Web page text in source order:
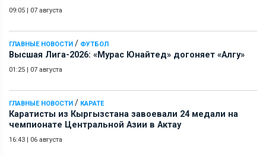
09:05 | 07 августа
ГЛАВНЫЕ НОВОСТИ / ФУТБОЛ
Высшая Лига-2026: «Мурас Юнайтед» догоняет «Алгу»
01:25 | 07 августа
ГЛАВНЫЕ НОВОСТИ / КАРАТЕ
Каратисты из Кыргызстана завоевали 24 медали на
чемпионате Центральной Азии в Актау
16:43 | 06 августа